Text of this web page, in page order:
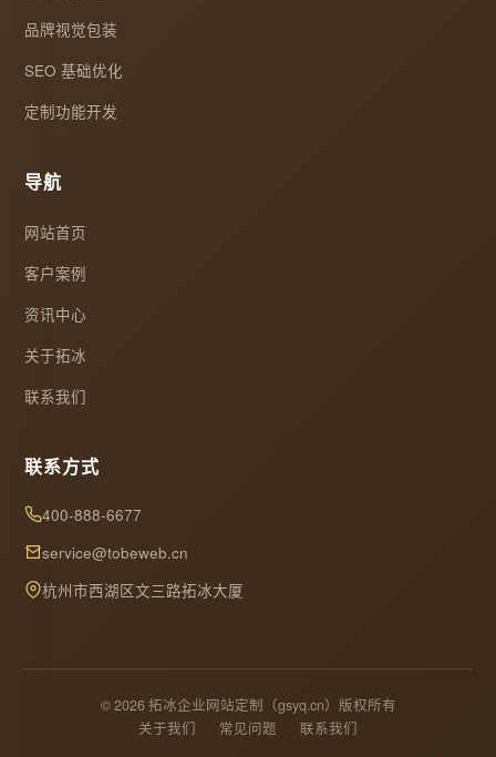
品牌视觉包装
SEO 基础优化
定制功能开发
导航
网站首页
客户案例
资讯中心
关于拓冰
联系我们
联系方式
400-888-6677
service@tobeweb.cn
杭州市西湖区文三路拓冰大厦
© 2026 拓冰企业网站定制（gsyq.cn）版权所有
关于我们
常见问题 联系我们